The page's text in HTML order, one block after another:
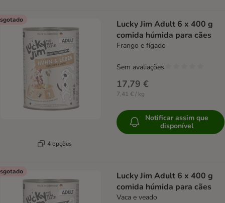
4 opções
Lucky Jim Adult 6 x 400 g
comida húmida para cães
Frango e fígado
17,79 €
7,41 € / kg
Sem avaliações
Notificar assim que
disponível
Lucky Jim Adult 6 x 400 g
comida húmida para cães
Vaca e veado